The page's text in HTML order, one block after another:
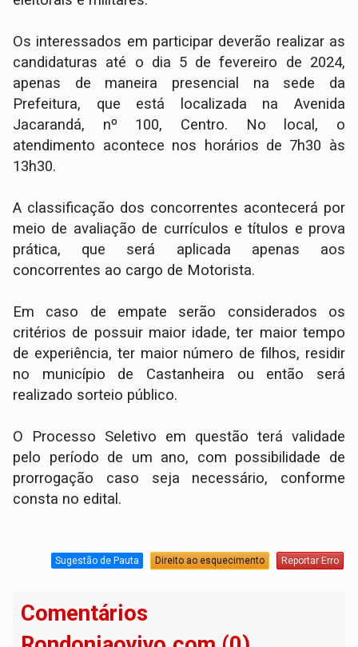
Os interessados em participar deverão realizar as
candidaturas até o dia 5 de fevereiro de 2024,
apenas de maneira presencial na sede da
Prefeitura, que está localizada na Avenida
Jacarandá, nº 100, Centro. No local, o
atendimento acontece nos horários de 7h30 às
13h30.
A classificação dos concorrentes acontecerá por
meio de avaliação de currículos e títulos e prova
prática, que será aplicada apenas aos
concorrentes ao cargo de Motorista.
Em caso de empate serão considerados os
critérios de possuir maior idade, ter maior tempo
de experiência, ter maior número de filhos, residir
no município de Castanheira ou então será
realizado sorteio público.
O Processo Seletivo em questão terá validade
pelo período de um ano, com possibilidade de
prorrogação caso seja necessário, conforme
consta no edital.
Sugestão de Pauta Direito ao esquecimento Reportar Erro
Comentários